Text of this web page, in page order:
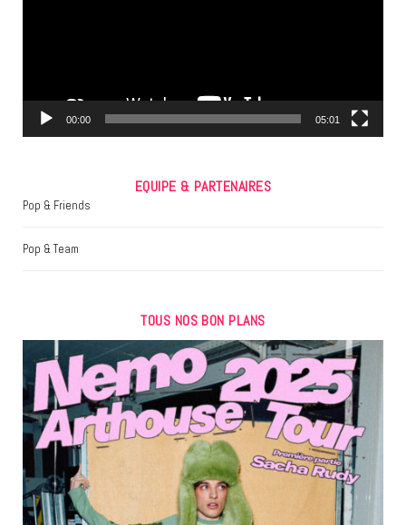
m
00:00 05:01
EQUIPE & PARTENAIRES
Pop & Friends
Pop & Team
TOUS NOS BON PLANS